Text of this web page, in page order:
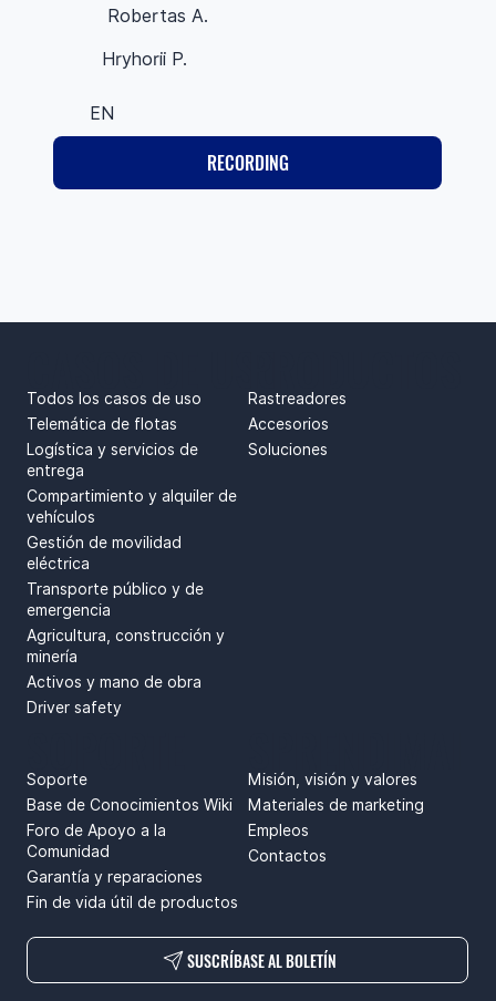
Robertas A.
Hryhorii P.
EN
RECORDING
Todos los casos de uso
Telemática de flotas
Logística y servicios de
entrega
Compartimiento y alquiler de
vehículos
Gestión de movilidad
eléctrica
Transporte público y de
emergencia
Agricultura, construcción y
minería
Activos y mano de obra
Driver safety
Rastreadores
Accesorios
Soluciones
Misión, visión y valores
Materiales de marketing
Empleos
Contactos
Soporte
Base de Conocimientos Wiki
Foro de Apoyo a la
Comunidad
Garantía y reparaciones
Fin de vida útil de productos
SUSCRÍBASE AL BOLETÍN